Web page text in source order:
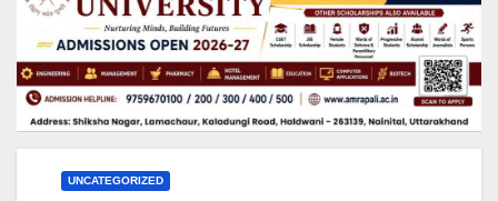
UNCATEGORIZED